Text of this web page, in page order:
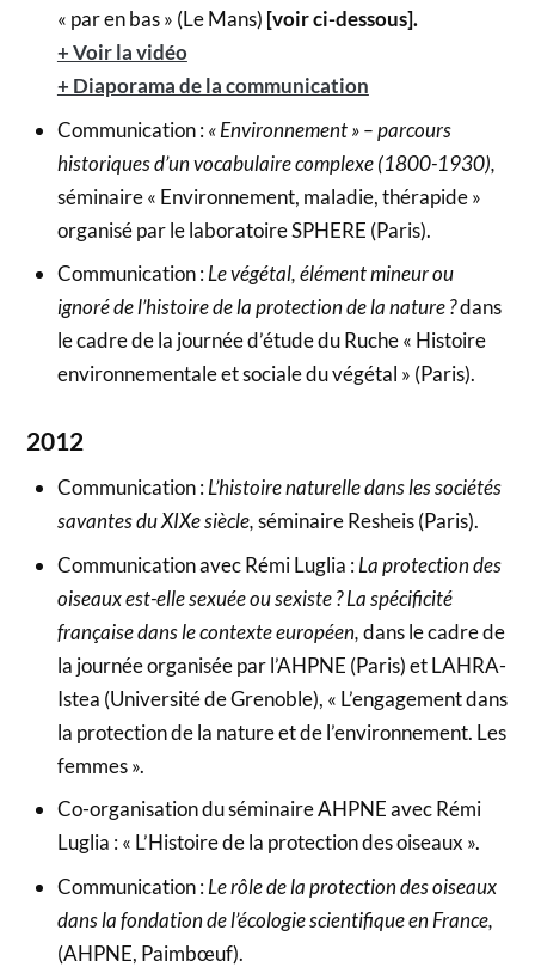
« par en bas » (Le Mans) [voir ci-dessous].
+ Voir la vidéo
+ Diaporama de la communication
Communication :« Environnement » – parcours
historiques d’un vocabulaire complexe (1800-1930),
séminaire « Environnement, maladie, thérapide »
organisé par le laboratoire SPHERE (Paris).
Communication :Le végétal, élément mineur ou
ignoré de l’histoire de la protection de la nature ?dans
le cadre de la journée d’étude du Ruche « Histoire
environnementale et sociale du végétal » (Paris).
2012
Communication :L’histoire naturelle dans les sociétés
savantes du XIXe siècle,séminaire Resheis (Paris).
Communication avec Rémi Luglia :La protection des
oiseaux est-elle sexuée ou sexiste ? La spécificité
française dans le contexte européen,dans le cadre de
la journée organisée par l’AHPNE (Paris) et LAHRA-
Istea (Université de Grenoble), « L’engagement dans
la protection de la nature et de l’environnement. Les
femmes ».
Co-organisation du séminaire AHPNE avec Rémi
Luglia : « L’Histoire de la protection des oiseaux ».
Communication :Le rôle de la protection des oiseaux
dans la fondation de l’écologie scientifique en France,
(AHPNE, Paimbœuf).